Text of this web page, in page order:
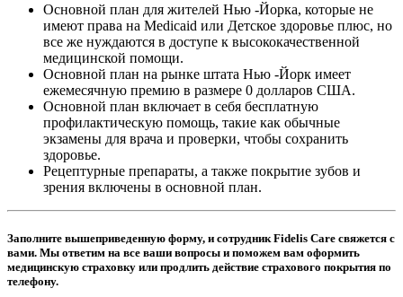
Основной план для жителей Нью -Йорка, которые не
имеют права на Medicaid или Детское здоровье плюс, но
все же нуждаются в доступе к высококачественной
медицинской помощи.
Основной план на рынке штата Нью -Йорк имеет
ежемесячную премию в размере 0 долларов США.
Основной план включает в себя бесплатную
профилактическую помощь, такие как обычные
экзамены для врача и проверки, чтобы сохранить
здоровье.
Рецептурные препараты, а также покрытие зубов и
зрения включены в основной план.
Заполните вышеприведенную форму, и сотрудник Fidelis Care свяжется с
вами. Мы ответим на все ваши вопросы и поможем вам оформить
медицинскую страховку или продлить действие страхового покрытия по
телефону.